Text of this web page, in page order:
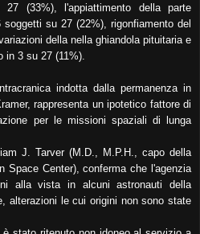
(33%), l'appiattimento della parte
su 27 (22%), rigonfiamento del
della nella ghiandola pituitaria e
in 3 su 27 (11%).
indotta dalla permanenza in
rappresenta un ipotetico fattore di
per le missioni spaziali di lunga
J. Tarver (M.D., M.P.H., capo della
Space Center), conferma che l'agenzia
alla vista in alcuni astronauti della
alterazioni le cui origini non sono state